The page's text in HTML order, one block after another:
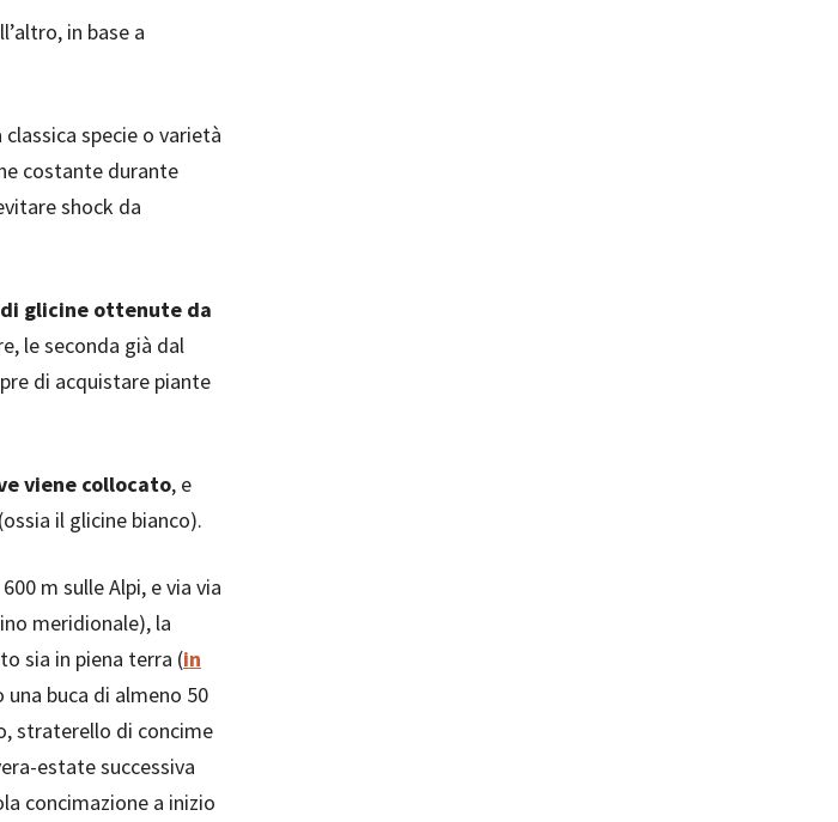
in base a
specie o varietà
costante durante
shock da
glicine ottenute da
le seconda già dal
di acquistare piante
viene collocato, e
il glicine bianco).
m sulle Alpi, e via via
meridionale), la
sia in piena terra (in
una buca di almeno 50
straterello di concime
estate successiva
concimazione a inizio